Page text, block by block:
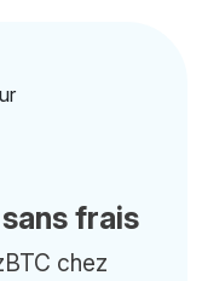
frais
chez